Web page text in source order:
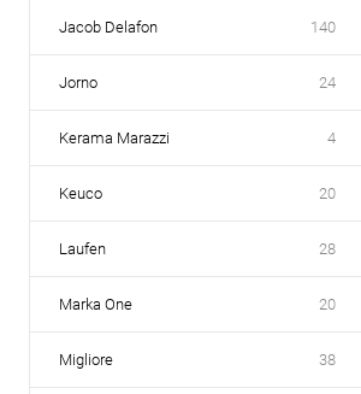
Jacob Delafon 140
Jorno 24
Kerama Marazzi 4
Keuco 20
Laufen 28
Marka One 20
Migliore 38